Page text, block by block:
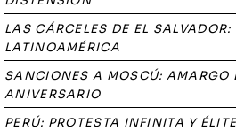
LAS CÁRCELES DE EL
LATINOAMÉRICA
SANCIONES A MOSCÚ: AMARGO
ANIVERSARIO
PERÚ: PROTESTA INFINITA Y